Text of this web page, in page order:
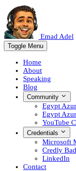
Emad Adel
Toggle Menu
Home
About
Speaking
Blog
Community
Egypt
Egypt
YouTube
Credentials
Microsoft
Credly
LinkedIn
Contact